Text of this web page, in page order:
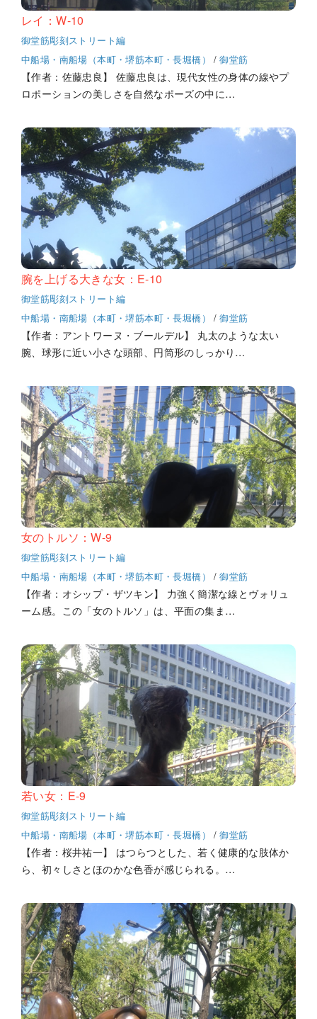
レイ：W-10
御堂筋彫刻ストリート編
中船場・南船場（本町・堺筋本町・長堀橋）
/ 御堂筋
【作者：佐藤忠良】 佐藤忠良は、現代女性の身体の線やプ
ロポーションの美しさを自然なポーズの中に…
腕を上げる大きな女：E-10
御堂筋彫刻ストリート編
中船場・南船場（本町・堺筋本町・長堀橋）
/ 御堂筋
【作者：アントワーヌ・ブールデル】 丸太のような太い
腕、球形に近い小さな頭部、円筒形のしっかり…
女のトルソ：W-9
御堂筋彫刻ストリート編
中船場・南船場（本町・堺筋本町・長堀橋）
/ 御堂筋
【作者：オシップ・ザツキン】 力強く簡潔な線とヴォリュ
ーム感。この「女のトルソ」は、平面の集ま…
若い女：E-9
御堂筋彫刻ストリート編
中船場・南船場（本町・堺筋本町・長堀橋）
/ 御堂筋
【作者：桜井祐一】 はつらつとした、若く健康的な肢体か
ら、初々しさとほのかな色香が感じられる。…